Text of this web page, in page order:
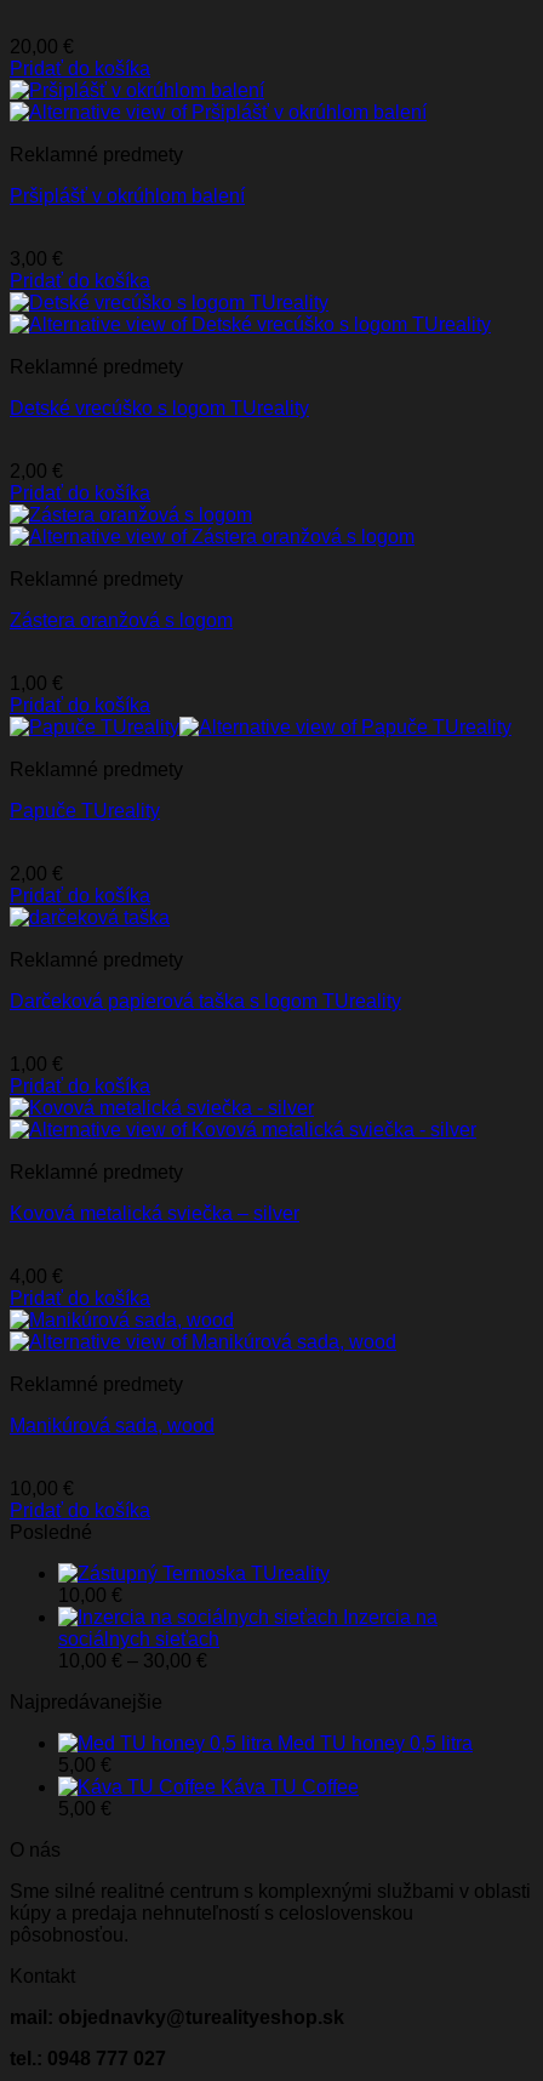
20,00 €
Pridať do košíka
Reklamné predmety
Pršiplášť v okrúhlom balení
3,00 €
Pridať do košíka
Reklamné predmety
Detské vrecúško s logom TUreality
2,00 €
Pridať do košíka
Reklamné predmety
Zástera oranžová s logom
1,00 €
Pridať do košíka
Reklamné predmety
Papuče TUreality
2,00 €
Pridať do košíka
Reklamné predmety
Darčeková papierová taška s logom TUreality
1,00 €
Pridať do košíka
Reklamné predmety
Kovová metalická sviečka – silver
4,00 €
Pridať do košíka
Reklamné predmety
Manikúrová sada, wood
10,00 €
Pridať do košíka
Posledné
Termoska TUreality
10,00 €
Inzercia na
sociálnych sieťach
10,00 € – 30,00 €
30,00 €
Najpredávanejšie
Med TU honey 0,5 litra
5,00 €
Káva TU Coffee
5,00 €
O nás
Sme silné realitné centrum s komplexnými službami v oblasti
kúpy a predaja nehnuteľností s celoslovenskou
pôsobnosťou.
Kontakt
mail: objednavky@turealityeshop.sk
tel.: 0948 777 027